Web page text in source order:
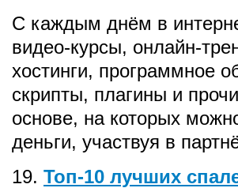
С каждым днём в
видео-курсы, онлайн-
хостинги, программное
скрипты, плагины и
основе, на которых
деньги, участвуя в
19. Топ-10 лучших